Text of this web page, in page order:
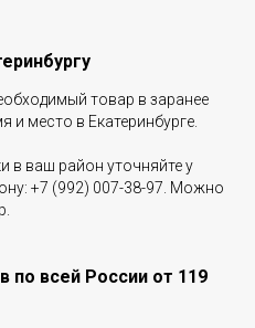
товар в заранее
и место в Екатеринбурге.
в ваш район уточняйте у
+7 (992) 007-38-97. Можно
по всей России от 119